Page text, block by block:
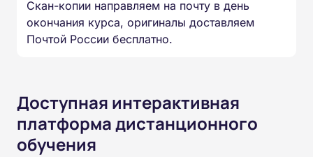
Скан-копии направляем на почту в день
окончания курса, оригиналы доставляем
Почтой России бесплатно.
Доступная интерактивная
платформа дистанционного
обучения